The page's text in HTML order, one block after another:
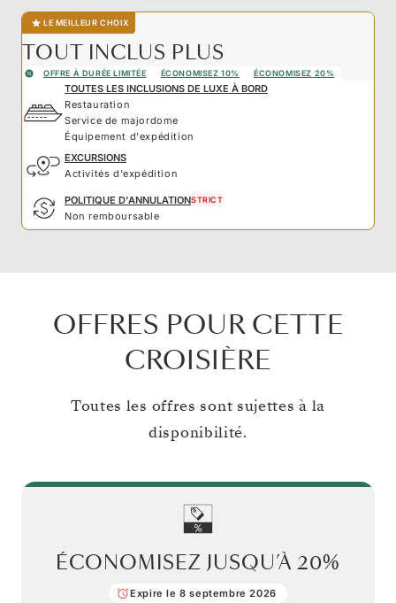
LE MEILLEUR CHOIX
TOUT INCLUS PLUS
OFFRE À DURÉE LIMITÉE ÉCONOMISEZ 10% ÉCONOMISEZ 20%
TOUTES LES INCLUSIONS DE LUXE À BORD
Restauration
Service de majordome
Équipement d'expédition
EXCURSIONS
Activités d'expédition
POLITIQUE D'ANNULATIONSTRICT
Non remboursable
OFFRES POUR CETTE
CROISIÈRE
Toutes les offres sont sujettes à la
disponibilité.
ÉCONOMISEZ JUSQU’À 20%
Expire le 8 septembre 2026